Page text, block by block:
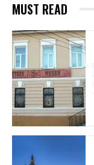
MUST READ